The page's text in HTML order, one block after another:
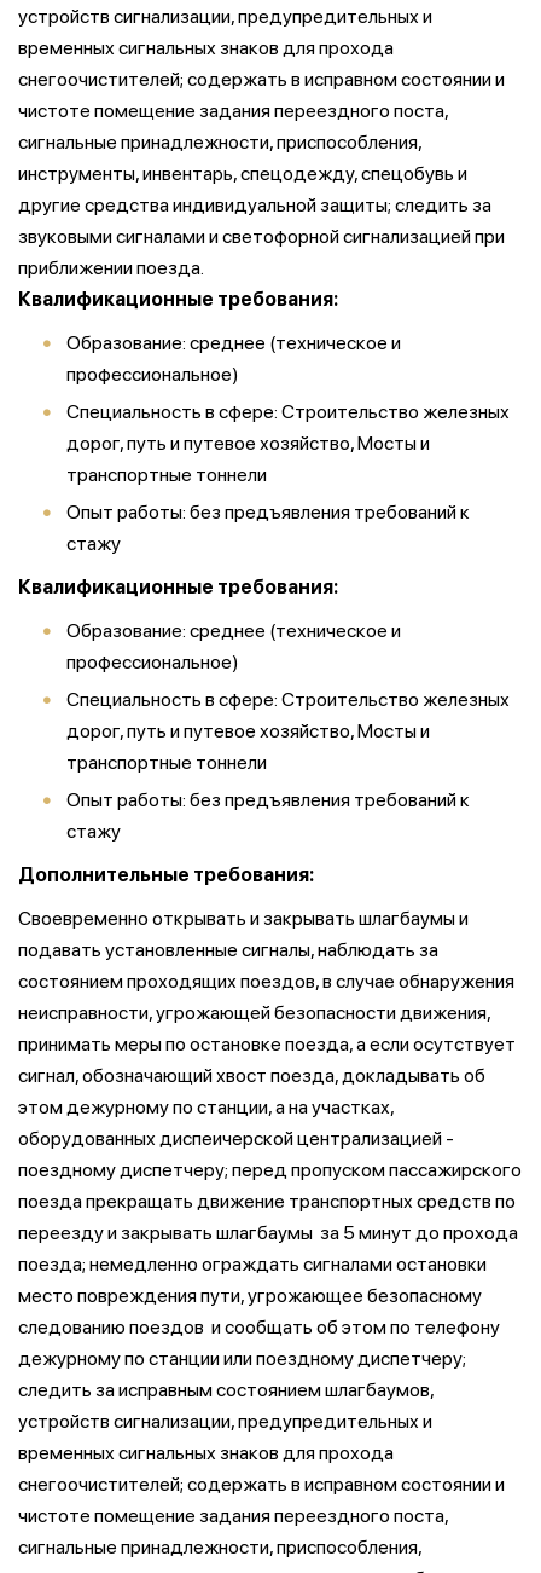
устройств сигнализации, предупредительных и
временных сигнальных знаков для прохода
снегоочистителей; содержать в исправном состоянии и
чистоте помещение задания переездного поста,
сигнальные принадлежности, приспособления,
инструменты, инвентарь, спецодежду, спецобувь и
другие средства индивидуальной защиты; следить за
звуковыми сигналами и светофорной сигнализацией при
приближении поезда.
Квалификационные требования:
Образование: среднее (техническое и
профессиональное)
Специальность в сфере: Строительство железных
дорог, путь и путевое хозяйство, Мосты и
транспортные тоннели
Опыт работы: без предъявления требований к
стажу
Квалификационные требования:
Образование: среднее (техническое и
профессиональное)
Специальность в сфере: Строительство железных
дорог, путь и путевое хозяйство, Мосты и
транспортные тоннели
Опыт работы: без предъявления требований к
стажу
Дополнительные требования:
Своевременно открывать и закрывать шлагбаумы и
подавать установленные сигналы, наблюдать за
состоянием проходящих поездов, в случае обнаружения
неисправности, угрожающей безопасности движения,
принимать меры по остановке поезда, а если осутствует
сигнал, обозначающий хвост поезда, докладывать об
этом дежурному по станции, а на участках,
оборудованных диспеичерской централизацией -
поездному диспетчеру; перед пропуском пассажирского
поезда прекращать движение транспортных средств по
переезду и закрывать шлагбаумы за 5 минут до прохода
поезда; немедленно ограждать сигналами остановки
место повреждения пути, угрожающее безопасному
следованию поездов и сообщать об этом по телефону
дежурному по станции или поездному диспетчеру;
следить за исправным состоянием шлагбаумов,
устройств сигнализации, предупредительных и
временных сигнальных знаков для прохода
снегоочистителей; содержать в исправном состоянии и
чистоте помещение задания переездного поста,
сигнальные принадлежности, приспособления,